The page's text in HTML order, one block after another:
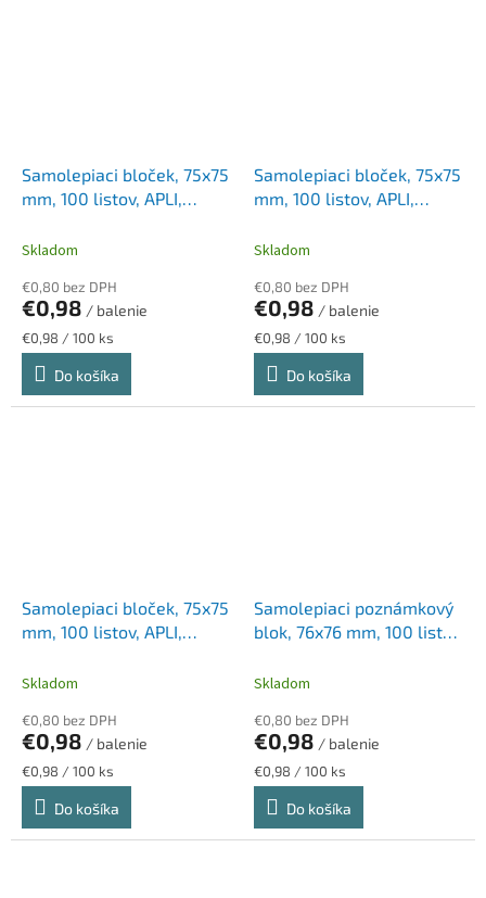
Samolepiaci bloček, 75x75
mm, 100 listov, APLI,
Skladom
€0,80 bez DPH
€0,98 / balenie
Jednotková
cena:
€0,98 / 100 ks
Do košíka
Samolepiaci bloček, 75x75
mm, 100 listov, APLI,
Skladom
€0,80 bez DPH
€0,98 / balenie
Jednotková
cena:
€0,98 / 100 ks
Do košíka
Samolepiaci bloček, 75x75
mm, 100 listov, APLI,
Skladom
€0,80 bez DPH
€0,98 / balenie
Jednotková
cena:
€0,98 / 100 ks
Do košíka
Samolepiaci poznámkový
blok, 76x76 mm, 100 listov,
Skladom
€0,80 bez DPH
€0,98 / balenie
Jednotková
cena:
€0,98 / 100 ks
Do košíka